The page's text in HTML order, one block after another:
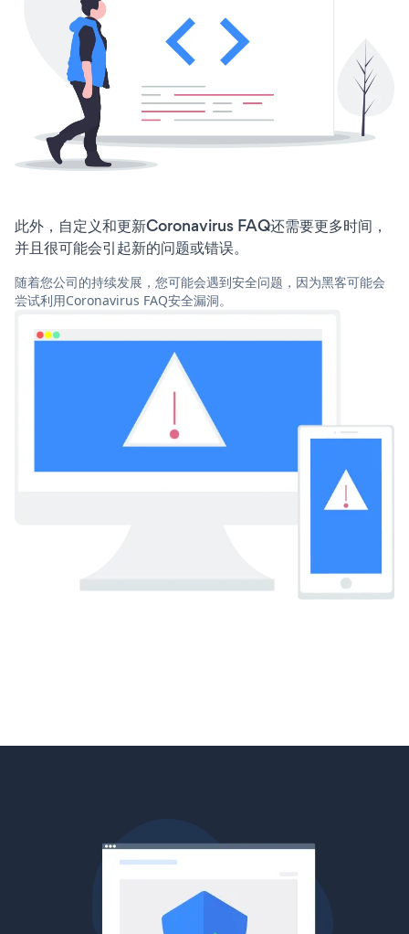
此外，自定义和更新Coronavirus FAQ还需要更多时间，
并且很可能会引起新的问题或错误。
随着您公司的持续发展，您可能会遇到安全问题，因为黑客可能会
尝试利用Coronavirus FAQ安全漏洞。